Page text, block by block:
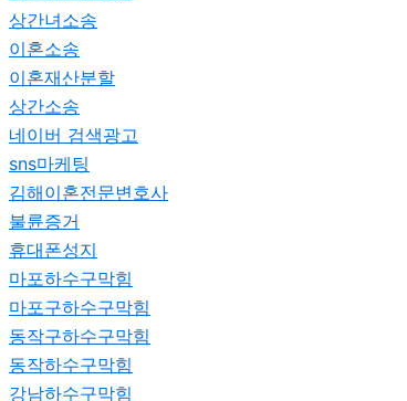
상간녀소송
이혼소송
이혼재산분할
상간소송
네이버 검색광고
sns마케팅
김해이혼전문변호사
불륜증거
휴대폰성지
마포하수구막힘
마포구하수구막힘
동작구하수구막힘
동작하수구막힘
강남하수구막힘